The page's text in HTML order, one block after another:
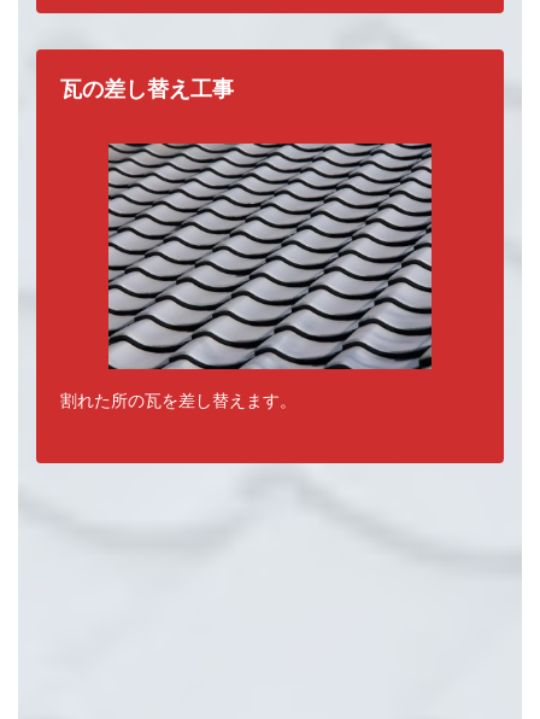
瓦の差し替え工事
割れた所の瓦を差し替えます。